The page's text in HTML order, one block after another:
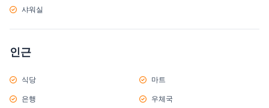
샤워실
인근
식당 마트
은행 우체국